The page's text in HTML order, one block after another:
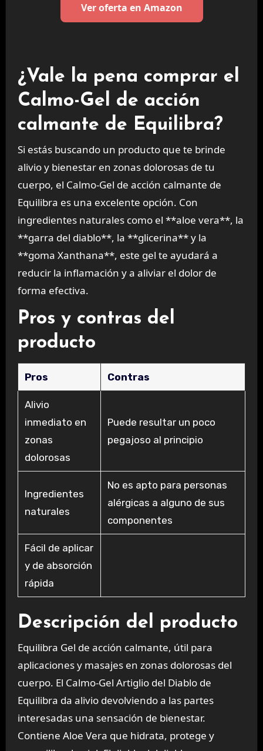
Ver oferta en Amazon
¿Vale la pena comprar el
Calmo-Gel de acción
calmante de Equilibra?
Si estás buscando un producto que te brinde
alivio y bienestar en zonas dolorosas de tu
cuerpo, el Calmo-Gel de acción calmante de
Equilibra es una excelente opción. Con
ingredientes naturales como el **aloe vera**, la
**garra del diablo**, la **glicerina** y la
**goma Xanthana**, este gel te ayudará a
reducir la inflamación y a aliviar el dolor de
forma efectiva.
Pros y contras del
producto
Pros Contras
Alivio
inmediato en
zonas
dolorosas
Puede resultar un poco
pegajoso al principio
Ingredientes
naturales
No es apto para personas
alérgicas a alguno de sus
componentes
Fácil de aplicar
y de absorción
rápida
Descripción del producto
Equilibra Gel de acción calmante, útil para
aplicaciones y masajes en zonas dolorosas del
cuerpo. El Calmo-Gel Artiglio del Diablo de
Equilibra da alivio devolviendo a las partes
interesadas una sensación de bienestar.
Contiene Aloe Vera que hidrata, protege y